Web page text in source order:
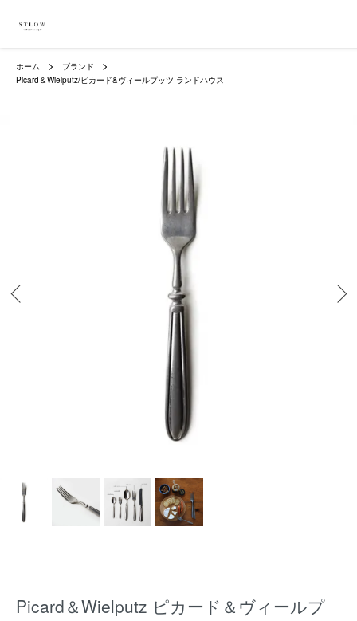
ホーム
ブランド
Picard＆Wielputz/ピカード&ヴィールプッツ ランドハウス
Picard＆Wielputz ピカード＆ヴィールプ